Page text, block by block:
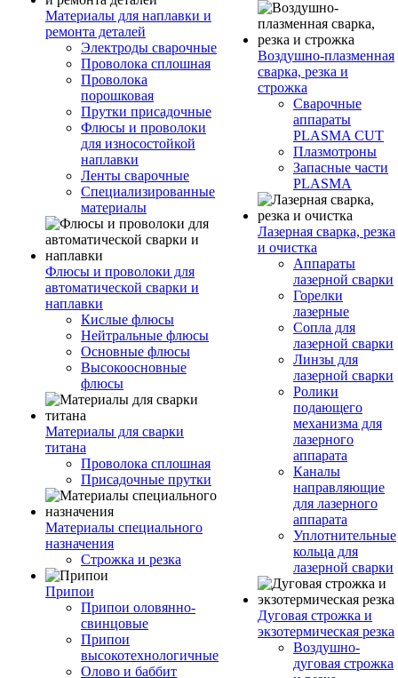
Материалы для наплавки и
ремонта деталей
Электроды сварочные
Проволока сплошная
Проволока
порошковая
Прутки присадочные
Флюсы и проволоки
для износостойкой
наплавки
Ленты сварочные
Специализированные
материалы
Флюсы и проволоки для
автоматической сварки и
наплавки
Кислые флюсы
Нейтральные флюсы
Основные флюсы
Высокоосновные
флюсы
Материалы для сварки
титана
Проволока сплошная
Присадочные прутки
Материалы специального
назначения
Строжка и резка
Припои
Припои оловянно-
свинцовые
Припои
высокотехнологичные
Олово и баббит
Воздушно-плазменная
сварка, резка и
строжка
Сварочные
аппараты
PLASMA CUT
Плазмотроны
Запасные части
PLASMA
Лазерная сварка, резка
и очистка
Аппараты
лазерной сварки
Горелки
лазерные
Сопла для
лазерной сварки
Линзы для
лазерной сварки
Ролики
подающего
механизма для
лазерного
аппарата
Каналы
направляющие
для лазерного
аппарата
Уплотнительные
кольца для
лазерной сварки
Дуговая строжка и
экзотермическая резка
Воздушно-
дуговая строжка